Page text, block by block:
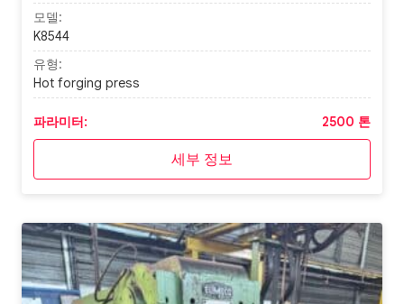
모델:
K8544
유형:
Hot forging press
파라미터: 2500 톤
세부 정보